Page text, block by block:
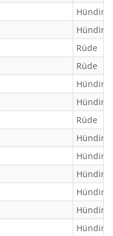
Hündin
Hündin
Rüde
Rüde
Hündin
Hündin
Rüde
Hündin
Hündin
Hündin
Hündin
Hündin
Hündin